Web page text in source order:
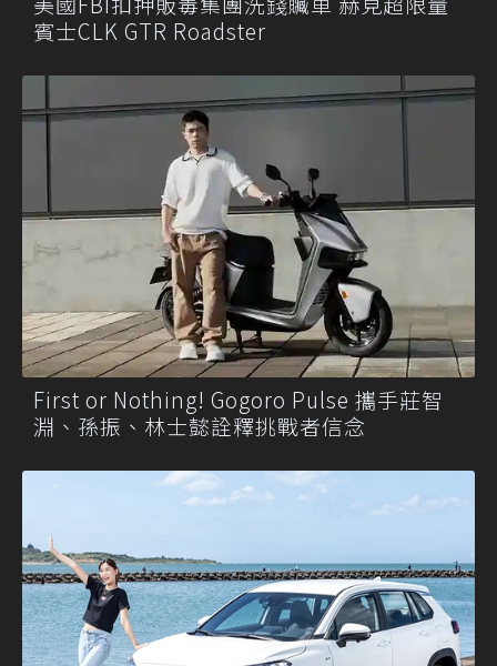
賓士CLK GTR Roadster
First or Nothing! Gogoro Pulse 攜手莊智
淵、孫振、林士懿詮釋挑戰者信念